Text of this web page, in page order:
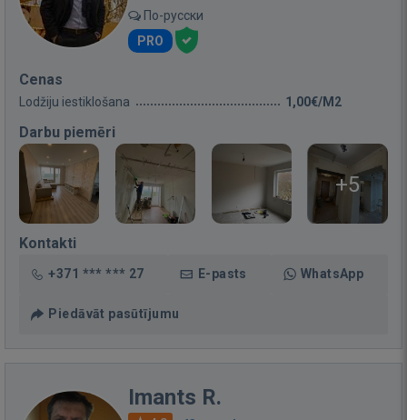
По-русски
PRO
Cenas
Lodžiju iestiklošana 1,00€/M2
Darbu piemēri
+5
Kontakti
+371 *** *** 27 E-pasts WhatsApp
Piedāvāt pasūtījumu
Imants R.